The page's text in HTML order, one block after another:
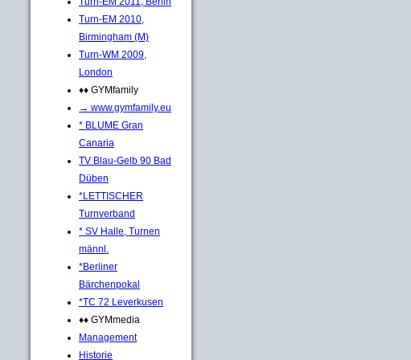
Turn-EM 2010,
Birmingham (M)
Turn-WM 2009,
London
♦♦ GYMfamily
→ www.gymfamily.eu
* BLUME Gran
Canaria
TV Blau-Gelb 90 Bad
Düben
*LETTISCHER
Turnverband
* SV Halle, Turnen
männl.
*Berliner
Bärchenpokal
*TC 72 Leverkusen
♦♦ GYMmedia
Management
Historie